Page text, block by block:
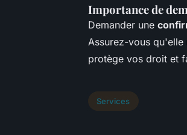
Importance de
Demander une
Assurez-vous
protège vos droit et
Services